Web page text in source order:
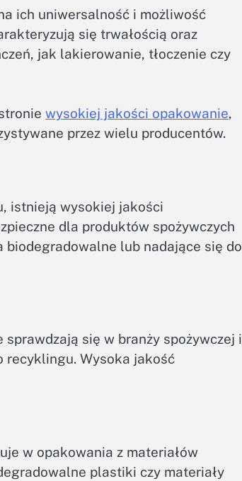
ich uniwersalność i możliwość
się trwałością oraz
jak lakierowanie, tłoczenie czy
wysokiej jakości opakowanie,
przez wielu producentów.
istnieją wysokiej jakości
dla produktów spożywczych
biodegradowalne lub nadające się do
się w branży spożywczej i
recyklingu. Wysoka jakość
w opakowania z materiałów
plastiki czy materiały